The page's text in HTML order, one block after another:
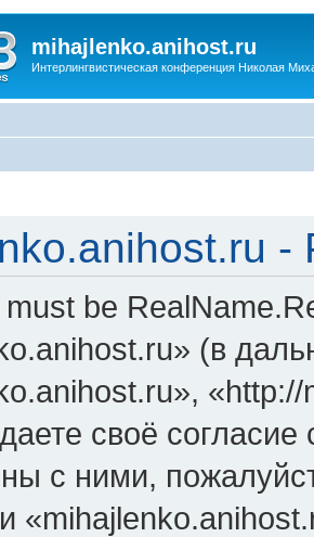
mihajlenko.anihost.ru
Интерлингвистическая конференция Николая
-
must be
(в
своё
с ними,